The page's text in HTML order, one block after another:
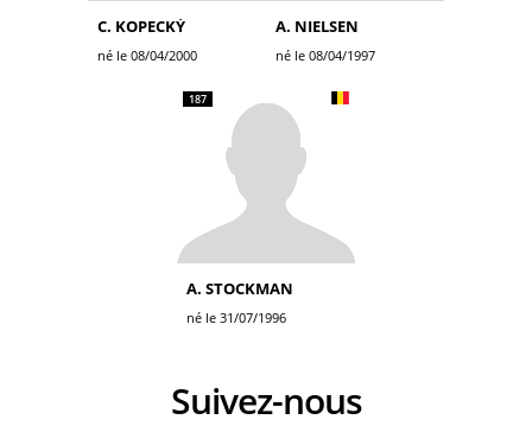
C. KOPECKÝ
né le 08/04/2000
A. NIELSEN
né le 08/04/1997
187
A. STOCKMAN
né le 31/07/1996
Suivez-nous